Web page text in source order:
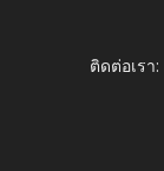
ติดต่อเรา: